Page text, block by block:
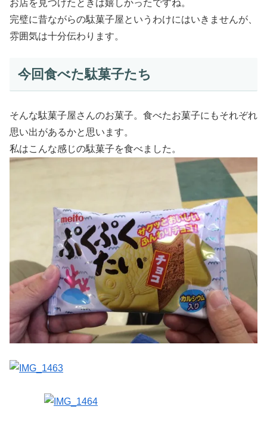
お店を見つけたときは嬉しかったですね。
完璧に昔ながらの駄菓子屋というわけにはいきませんが、
雰囲気は十分伝わります。
今回食べた駄菓子たち
そんな駄菓子屋さんのお菓子。食べたお菓子にもそれぞれ
思い出があるかと思います。
私はこんな感じの駄菓子を食べました。